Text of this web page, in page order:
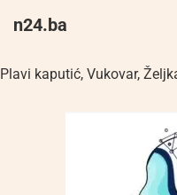
n24.ba
Plavi kaputić, Vukovar,